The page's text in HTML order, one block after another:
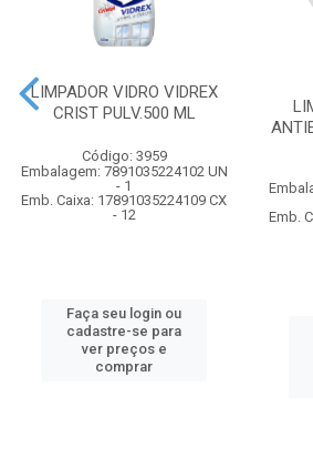
LIMPADOR VIDRO VIDREX
CRIST PULV.500 ML
Código: 3959
Embalagem: 7891035224102 UN
- 1
Emb. Caixa: 17891035224109 CX
- 12
Faça seu login ou
cadastre-se para
ver preços e
comprar
Emb.